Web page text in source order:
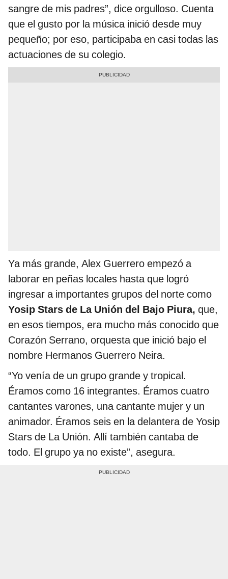
sangre de mis padres”, dice orgulloso. Cuenta
que el gusto por la música inició desde muy
pequeño; por eso, participaba en casi todas las
actuaciones de su colegio.
Ya más grande, Alex Guerrero empezó a
laborar en peñas locales hasta que logró
ingresar a importantes grupos del norte como
Yosip Stars de La Unión del Bajo Piura, que,
en esos tiempos, era mucho más conocido que
Corazón Serrano, orquesta que inició bajo el
nombre Hermanos Guerrero Neira.
“Yo venía de un grupo grande y tropical.
Éramos como 16 integrantes. Éramos cuatro
cantantes varones, una cantante mujer y un
animador. Éramos seis en la delantera de Yosip
Stars de La Unión. Allí también cantaba de
todo. El grupo ya no existe”, asegura.